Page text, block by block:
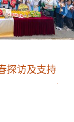
探访及支持